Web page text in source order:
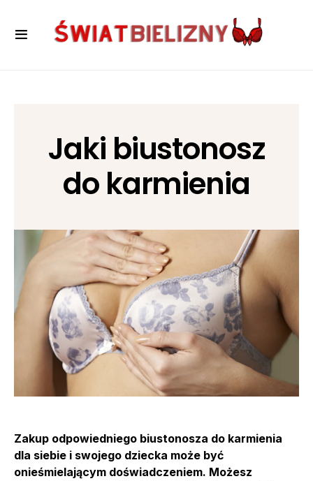
Jaki biustonosz
do karmienia
Zakup odpowiedniego biustonosza do karmienia
dla siebie i swojego dziecka może być
onieśmielającym doświadczeniem. Możesz